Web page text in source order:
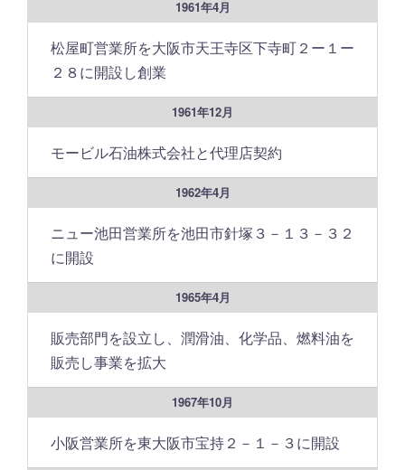
1961年4月
松屋町営業所を大阪市天王寺区下寺町２ー１ー
２８に開設し創業
1961年12月
モービル石油株式会社と代理店契約
1962年4月
ニュー池田営業所を池田市針塚３－１３－３２
に開設
1965年4月
販売部門を設立し、潤滑油、化学品、燃料油を
販売し事業を拡大
1967年10月
小阪営業所を東大阪市宝持２－１－３に開設